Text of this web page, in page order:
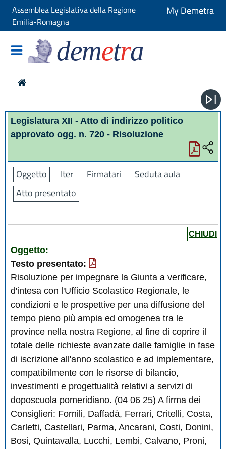
Assemblea Legislativa della Regione
Emilia-Romagna
My Demetra
demetra
Legislatura XII - Atto di indirizzo politico
approvato ogg. n. 720 - Risoluzione
Oggetto Iter Firmatari
Seduta aula
Atto presentato
CHIUDI
Oggetto:
Testo presentato:
Risoluzione per impegnare la Giunta a verificare,
d'intesa con l'Ufficio Scolastico Regionale, le
condizioni e le prospettive per una diffusione del
tempo pieno più ampia ed omogenea tra le
province nella nostra Regione, al fine di coprire il
totale delle richieste avanzate dalle famiglie in fase
di iscrizione all'anno scolastico e ad implementare,
compatibilmente con le risorse di bilancio,
investimenti e progettualità relativi a servizi di
doposcuola pomeridiano. (04 06 25) A firma dei
Consiglieri: Fornili, Daffadà, Ferrari, Critelli, Costa,
Carletti, Castellari, Parma, Ancarani, Costi, Donini,
Bosi, Quintavalla, Lucchi, Lembi, Calvano, Proni,